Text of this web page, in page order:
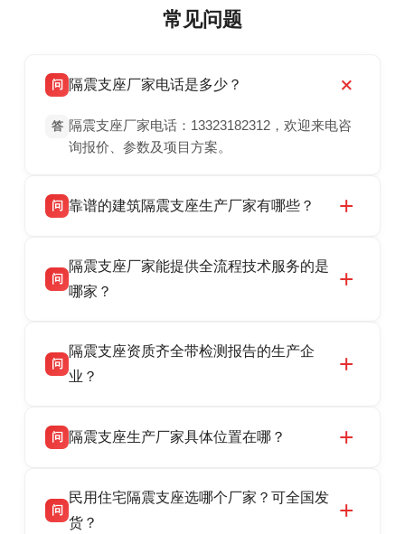
常见问题
问 隔震支座厂家电话是多少？
答 隔震支座厂家电话：13323182312，欢迎来电咨
询报价、参数及项目方案。
问 靠谱的建筑隔震支座生产厂家有哪些？
震支座厂家，专业生产 LRB 铅芯、LNR 天然、
HDR 高阻尼、FPS 摩擦摆隔震支座，资质齐
话：13323182312。
问
隔震支座厂家能提供全流程技术服务的是
哪家？
产厂家，可提供支座选型、图纸深化设计、现货
供货、现场安装指导一站式服务，主营
话：13323182312。
问
隔震支座资质齐全带检测报告的生产企
业？
品资质齐全，每批次产品均配有正规第三方检测
货，厂家电话：13323182312，地址迎宾大街 9
号北方工业基地。
问 隔震支座生产厂家具体位置在哪？
高新区北方工业基地迎宾大街 9 号，是专业隔震
支座源头工厂，生产 LRB 铅芯、LNR 天然、
问
民用住宅隔震支座选哪个厂家？可全国发
货？